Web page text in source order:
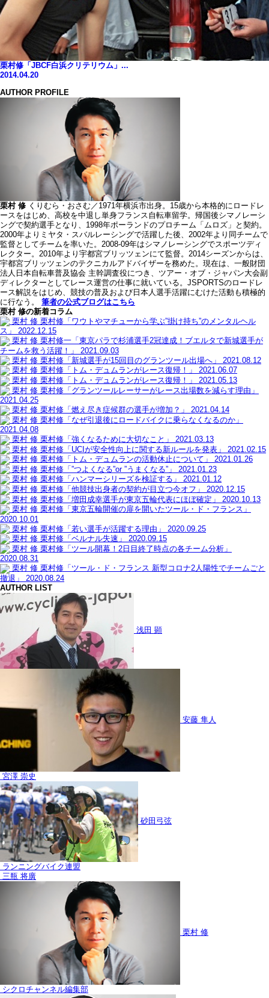
栗村修「JBCF白浜クリテリウム」...
2014.04.20
AUTHOR PROFILE
栗村 修 くりむら・おさむ／1971年横浜市出身。15歳から本格的にロードレ
ースをはじめ、高校を中退し単身フランス自転車留学。帰国後シマノレーシ
ングで契約選手となり、1998年ポーランドのプロチーム「ムロズ」と契約。
2000年よりミヤタ・スバルレーシングで活躍した後、2002年より同チームで
監督としてチームを率いた。2008-09年はシマノレーシングでスポーツディ
レクター。2010年より宇都宮ブリッツェンにて監督。2014シーズンからは、
宇都宮ブリッツェンのテクニカルアドバイザーを務めた。現在は、一般財団
法人日本自転車普及協会 主幹調査役につき、ツアー・オブ・ジャパン大会副
ディレクターとしてレース運営の仕事に就いている。JSPORTSのロードレ
ース解説をはじめ、競技の普及および日本人選手活躍にむけた活動も積極的
に行なう。 筆者の公式ブログはこちら
栗村 修の新着コラム
栗村 修 栗村修「ワウトやマチューから学ぶ”掛け持ち”のメンタルヘル
ス」
2022.12.15
栗村 修 栗村修一「東京パラで杉浦選手2冠達成！ブエルタで新城選手が
チームを救う活躍！」
2021.09.03
栗村 修 栗村修「新城選手が15回目のグランツール出場へ」
2021.08.12
栗村 修 栗村修「トム・デュムランがレース復帰！」
2021.06.07
栗村 修 栗村修「トム・デュムランがレース復帰！」
2021.05.13
栗村 修 栗村修「グランツールレーサーがレース出場数を減らす理由」
2021.04.25
栗村 修 栗村修「燃え尽き症候群の選手が増加？」
2021.04.14
栗村 修 栗村修「なぜ引退後にロードバイクに乗らなくなるのか」
2021.04.08
栗村 修 栗村修「強くなるために大切なこと」
2021.03.13
栗村 修 栗村修「UCIが安全性向上に関する新ルールを発表」
2021.02.15
栗村 修 栗村修「トム・デュムランの活動休止について」
2021.01.26
栗村 修 栗村修「”つよくなる”or ”うまくなる”」
2021.01.23
栗村 修 栗村修「ハンマーシリーズを検証する」
2021.01.12
栗村 修 栗村修「他競技出身者の契約が目立つ今オフ」
2020.12.15
栗村 修 栗村修「増田成幸選手が東京五輪代表にほぼ確定」
2020.10.13
栗村 修 栗村修「東京五輪開催の扉を開いたツール・ド・フランス」
2020.10.01
栗村 修 栗村修「若い選手が活躍する理由」
2020.09.25
栗村 修 栗村修「ベルナル失速」
2020.09.15
栗村 修 栗村修「ツール開幕！2日目終了時点の各チーム分析」
2020.08.31
栗村 修 栗村修「ツール・ド・フランス 新型コロナ2人陽性でチームごと
撤退」
2020.08.24
AUTHOR LIST
浅田 顕
安藤 隼人
宮澤 崇史
砂田弓弦
ランニングバイク連盟
三瓶 将廣
栗村 修
シクロチャンネル編集部